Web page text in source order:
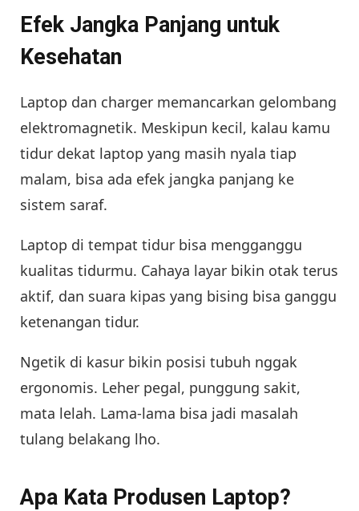
Efek Jangka Panjang untuk
Kesehatan
Laptop dan charger memancarkan gelombang
elektromagnetik. Meskipun kecil, kalau kamu
tidur dekat laptop yang masih nyala tiap
malam, bisa ada efek jangka panjang ke
sistem saraf.
Laptop di tempat tidur bisa mengganggu
kualitas tidurmu. Cahaya layar bikin otak terus
aktif, dan suara kipas yang bising bisa ganggu
ketenangan tidur.
Ngetik di kasur bikin posisi tubuh nggak
ergonomis. Leher pegal, punggung sakit,
mata lelah. Lama-lama bisa jadi masalah
tulang belakang lho.
Apa Kata Produsen Laptop?